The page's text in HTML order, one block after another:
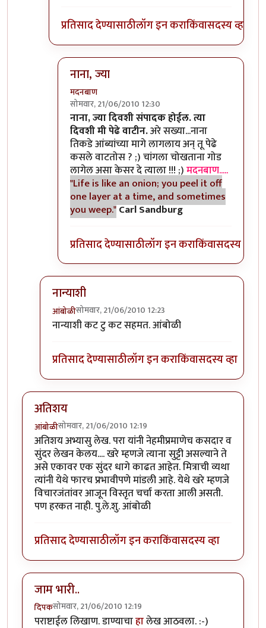
प्रतिसाद देण्यासाठीलॉग इन कराकिंवासदस्य व्हा
नाना, ज्या
मदनबाण
सोमवार, 21/06/2010 12:30
In reply to>>काहीbyII विकास II
नाना, ज्या दिवशी संपादक होईल. त्या
दिवशी मी पेढे वाटीन.अरे सख्या...नाना
तिकडे आंब्यांच्या मागे लागलाय अन् तू पेढे
कसले वाटतोस ? ;) चांगला चोखताना गोड
लागेल असा केसर दे त्याला !!! ;)मदनबाण.....
"Life is like an onion; you peel it off
one layer at a time, and sometimes
you weep."Carl Sandburg
प्रतिसाद देण्यासाठीलॉग इन कराकिंवासदस्य व्हा
नान्याशी
आंबोळीसोमवार, 21/06/2010 12:23
In reply to>>मिपावरbyअवलिया
नान्याशी कट टु कट सहमत. आंबोळी
प्रतिसाद देण्यासाठीलॉग इन कराकिंवासदस्य व्हा
अतिशय
आंबोळीसोमवार, 21/06/2010 12:19
अतिशय अभ्यासु लेख. परा यांनी नेहमीप्रमाणेच कसदार व
सुंदर लेखन केलय.... खरे म्हणजे त्याना सुट्टी असल्याने ते
असे एकावर एक सुंदर धागे काढत आहेत. मित्राची व्यथा
त्यांनी येथे फारच प्रभावीपणे मांडली आहे. येथे खरे म्हणजे
विचारजंतांवर आजून विस्तृत चर्चा करता आली असती.
पण हरकत नाही. पु.ले.शु. आंबोळी
प्रतिसाद देण्यासाठीलॉग इन कराकिंवासदस्य व्हा
जाम भारी..
दिपकसोमवार, 21/06/2010 12:19
पराष्टाईल लिखाण. डाण्याचाहालेख आठवला. :-)